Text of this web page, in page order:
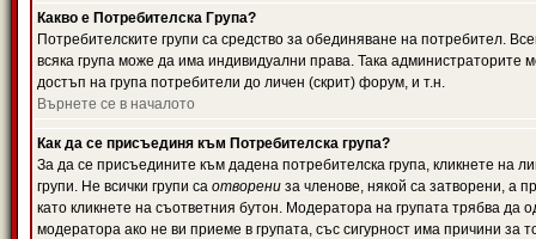
Какво е Потребителска Група?
Потребителските групи са средство за обединяване на потребител.
всяка група може да има индивидуални права. Така
достъп на група потребители до личен (скрит) форум, и т.н.
Върнете се в началото
Как да се присъединя към Потребителска група?
За да се присъедините към дадена потребителска група, кликнете на
групи. Не всички групи са отворени за членове, някой са затворени, а
като кликнете на съответния бутон. Модератора на групата трябва
модератора ако не ви приеме в групата, със сигурност има причини за